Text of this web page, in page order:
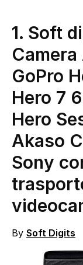
1. Soft
GoPro
Hero 7
Hero
Akaso
Sony
By Soft Digits